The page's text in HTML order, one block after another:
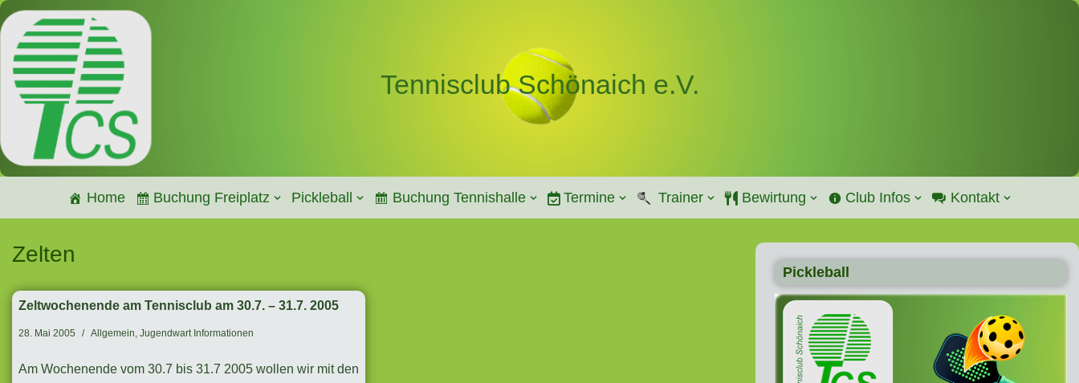
Zum
Inhalt
springen
Tennisclub Schönaich e.V.
Home Buchung Freiplatz Pickleball Buchung Tennishalle Termine Trainer Bewirtung Club Infos Kontakt
Zelten
Zeltwochenende am Tennisclub am 30.7. – 31.7. 2005
28. Mai 2005 Allgemein, Jugendwart Informationen
Am Wochenende vom 30.7 bis 31.7 2005 wollen wir mit den
Pickleball